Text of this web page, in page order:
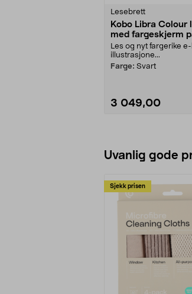
Lesebrett
Kobo Libra Colour
med fargeskjerm
tommer
Les og nyt fargerike
illustrasjone...
Farge: Svart
3 049,00
Uvanlig gode
Sjekk prisen